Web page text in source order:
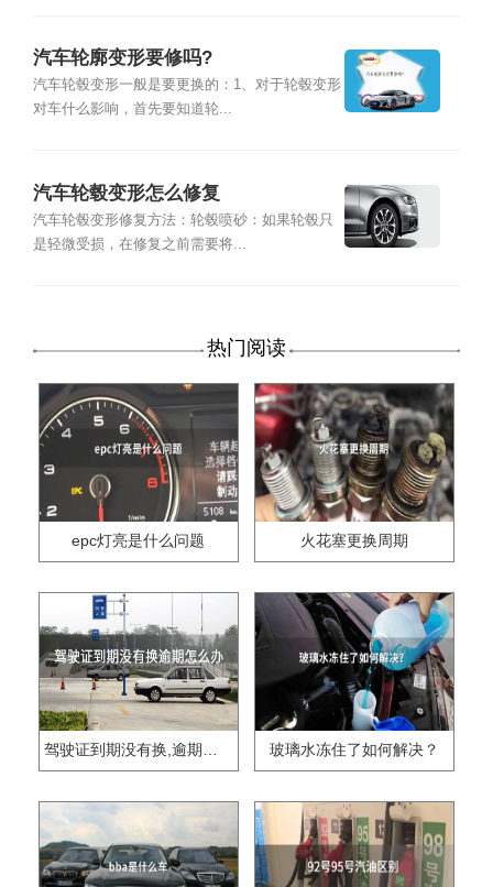
汽车轮廓变形要修吗?
汽车轮毂变形一般是要更换的：1、对于轮毂变形
对车什么影响，首先要知道轮...
汽车轮毂变形怎么修复
汽车轮毂变形修复方法：轮毂喷砂：如果轮毂只
是轻微受损，在修复之前需要将...
热门阅读
epc灯亮是什么问题 火花塞更换周期
驾驶证到期没有换,逾期怎么办?? 玻璃水冻住了如何解决？